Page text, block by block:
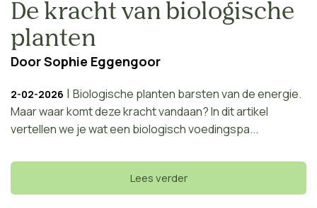
De kracht van biologische
planten
DoorSophie Eggengoor
2-02-2026 | Biologische planten barsten van de energie.
Maar waar komt deze kracht vandaan? In dit artikel
vertellen we je wat een biologisch voedingspa...
Lees verder